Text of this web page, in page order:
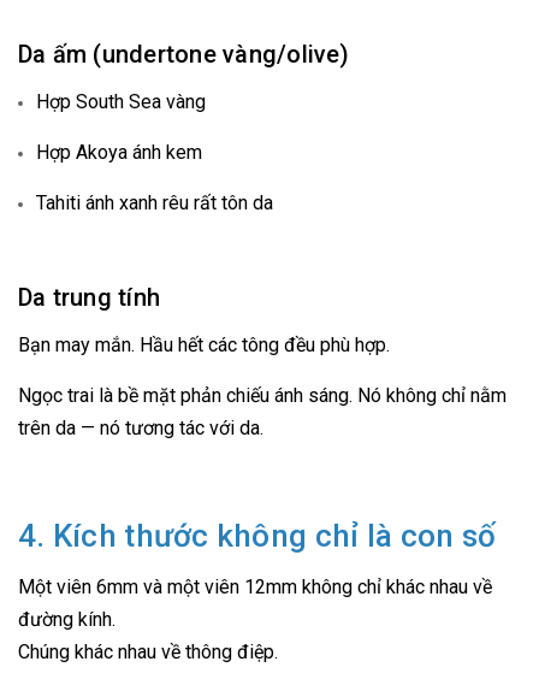
Da ấm (undertone vàng/olive)
Hợp South Sea vàng
Hợp Akoya ánh kem
Tahiti ánh xanh rêu rất tôn da
Da trung tính
Bạn may mắn. Hầu hết các tông đều phù hợp.
Ngọc trai là bề mặt phản chiếu ánh sáng. Nó không chỉ nằm
trên da — nó tương tác với da.
4. Kích thước không chỉ là con số
Một viên 6mm và một viên 12mm không chỉ khác nhau về
đường kính.
Chúng khác nhau về thông điệp.